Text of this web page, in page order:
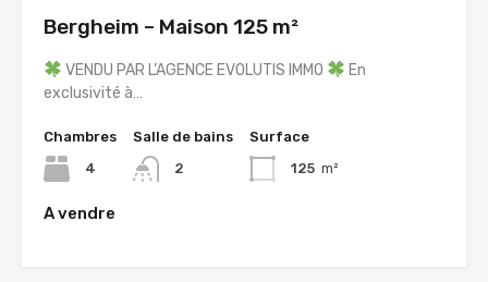
Bergheim – Maison 125 m²
VENDU PAR L’AGENCE EVOLUTIS IMMO
En
exclusivité à…
Chambres
4
Salle de bains
2
Surface
125 m²
A vendre